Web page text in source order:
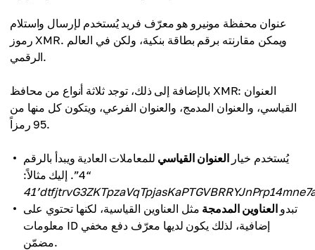
عنوان محفظة مونيرو هو معرّف فريد يُستخدم لإرسال واستلام
رموز XMR. ويمكن مقارنته برقم بطاقة بنكية، ولكن في العالم
الرقمي.
بالإضافة إلى ذلك، توجد ثلاثة أنواع من محافظ XMR: العنوان
القياسي، والعنوان المدمج، والعنوان الفرعي، ويتكون كل منها من
95 رمزاً.
يُستخدم خيارالعنوان القياسي للمعاملات العادية ويبدأ بالرقم
“4”. إليك مثالاً:
تبدوالعناوين المدمجة مثل العناوين القياسية، لكنها تحتوي على
معلومات ID إضافية، لذلك يكون لديها معرّف دفع مخفي
مضمّن.